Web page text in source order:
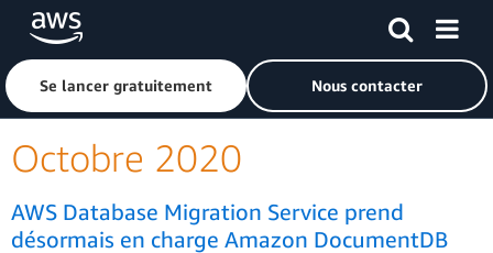
Passer au contenu principal
Cliquer ici pour revenir à la page d'accueil d'Amazon Web
Se lancer gratuitement Nous contacter
Octobre 2020
AWS Database Migration Service prend
désormais en charge Amazon DocumentDB